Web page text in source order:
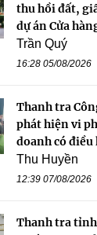
thu hồi đất,
dự án Cửa
Trần Quý
16:28 05/08/2026
Thanh tra
phát hiện vi
doanh có điều
Thu Huyền
12:39 07/08/2026
Thanh tra